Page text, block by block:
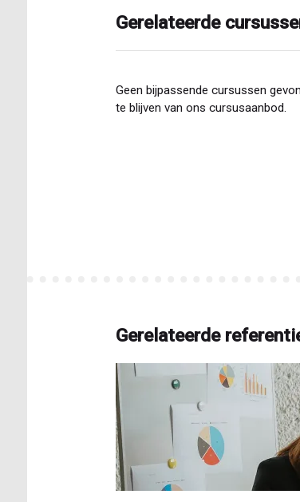
Gerelateerde
Geen bijpassende cursussen
te blijven van ons cursusaanbod.
Gerelateerde